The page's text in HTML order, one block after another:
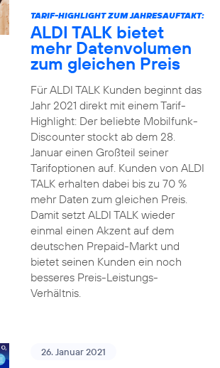
TARIF-HIGHLIGHT ZUM JAHRESAUFTAKT:
ALDI TALK bietet
mehr Datenvolumen
zum gleichen Preis
Für ALDI TALK Kunden beginnt das
Jahr 2021 direkt mit einem Tarif-
Highlight: Der beliebte Mobilfunk-
Discounter stockt ab dem 28.
Januar einen Großteil seiner
Tarifoptionen auf. Kunden von ALDI
TALK erhalten dabei bis zu 70 %
mehr Daten zum gleichen Preis.
Damit setzt ALDI TALK wieder
einmal einen Akzent auf dem
deutschen Prepaid-Markt und
bietet seinen Kunden ein noch
besseres Preis-Leistungs-
Verhältnis.
26. Januar 2021